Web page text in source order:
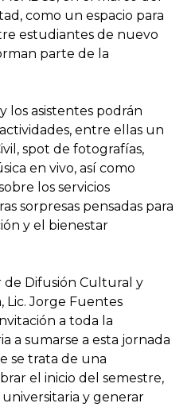
como un espacio para
estudiantes de nuevo
parte de la
los asistentes podrán
entre ellas un
spot de fotografías,
en vivo, así como
los servicios
sorpresas pensadas para
y el bienestar
Difusión Cultural y
Lic. Jorge Fuentes
a toda la
a sumarse a esta jornada
se trata de una
el inicio del semestre,
y generar